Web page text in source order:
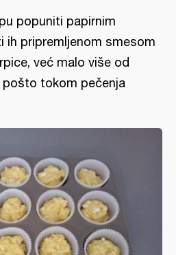
popuniti papirnim
ih pripremljenom smesom
već malo više od
pošto tokom pečenja